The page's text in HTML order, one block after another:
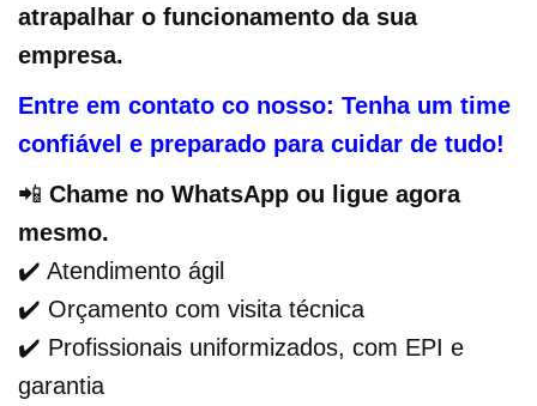
atrapalhar o funcionamento da sua
empresa.
Entre em contato co nosso: Tenha um time
confiável e preparado para cuidar de tudo!
📲 Chame no WhatsApp ou ligue agora
mesmo.
✔️ Atendimento ágil
✔️ Orçamento com visita técnica
✔️ Profissionais uniformizados, com EPI e
garantia